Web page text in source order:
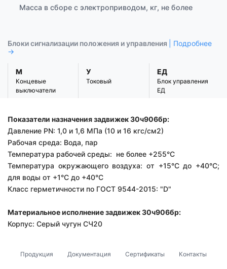
Масса в сборе с электроприводом, кг, не более
Блоки сигнализации положения и управления
| Подробнее
→
М
Концевые
выключатели
У
Токовый
ЕД
Блок управления
ЕД
Показатели назначения задвижек 30ч906бр:
Давление PN: 1,0 и 1,6 МПа (10 и 16 кгс/см2)
Рабочая среда: Вода, пар
Температура рабочей среды: не более +255°С
Температура окружающего воздуха: от +15°С до +40°С;
для воды от +1°С до +40°С
Класс герметичности по ГОСТ 9544-2015: "D"
Материальное исполнение задвижек 30ч906бр:
Корпус: Серый чугун СЧ20
Продукция Документация Сертификаты Контакты